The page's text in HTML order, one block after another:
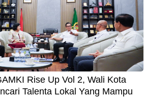
Rise Up Vol 2, Wali Kota
Talenta Lokal Yang Mampu